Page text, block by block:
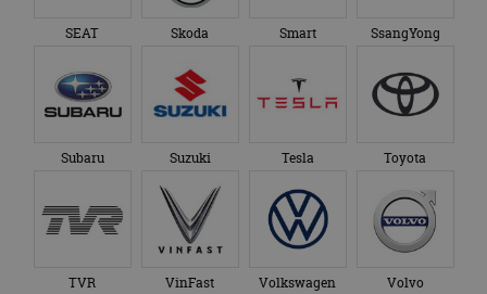
SEAT Skoda Smart SsangYong
Subaru Suzuki Tesla Toyota
TVR VinFast Volkswagen Volvo